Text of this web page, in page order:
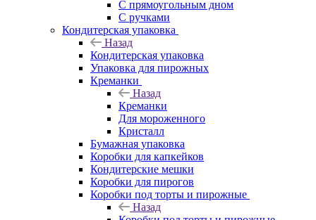
С прямоугольным дном
С ручками
Кондитерская упаковка
Назад
Кондитерская упаковка
Упаковка для пирожных
Креманки
Назад
Креманки
Для мороженного
Кристалл
Бумажная упаковка
Коробки для капкейков
Кондитерские мешки
Коробки для пирогов
Коробки под торты и пирожные
Назад